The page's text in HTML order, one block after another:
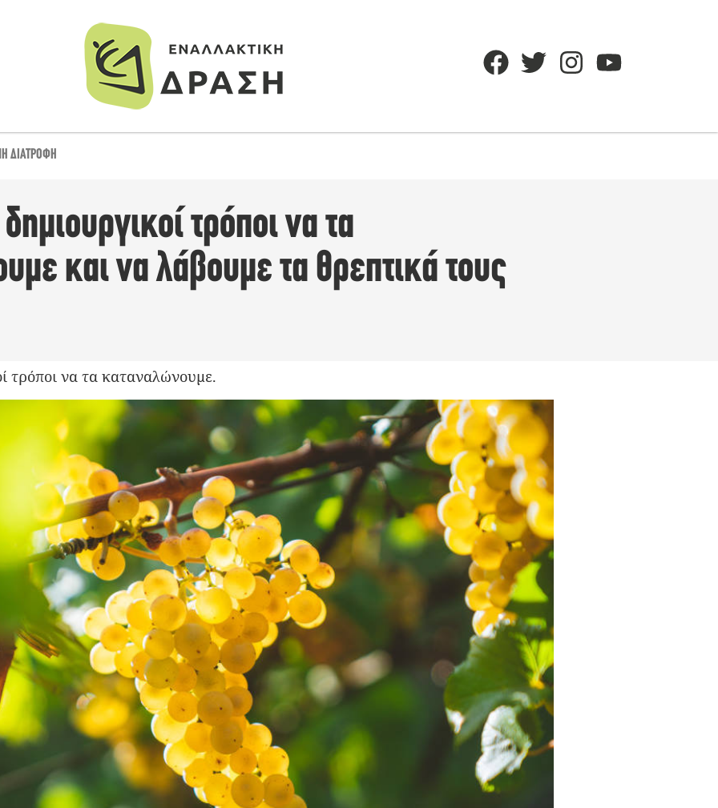
ΔΙΑΤΡΟΦΉ
τρόποι να τα
και να λάβουμε τα θρεπτικά τους
τρόποι να τα καταναλώνουμε.